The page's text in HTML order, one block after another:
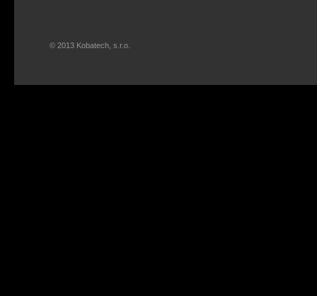
© 2013 Kobatech, s.r.o.